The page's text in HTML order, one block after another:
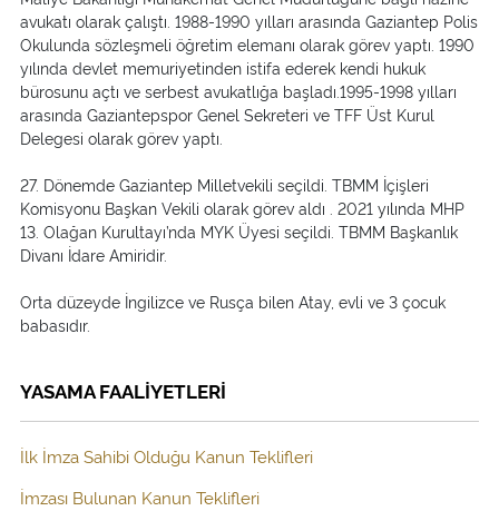
avukatı olarak çalıştı. 1988-1990 yılları arasında Gaziantep Polis
Okulunda sözleşmeli öğretim elemanı olarak görev yaptı. 1990
yılında devlet memuriyetinden istifa ederek kendi hukuk
bürosunu açtı ve serbest avukatlığa başladı.1995-1998 yılları
arasında Gaziantepspor Genel Sekreteri ve TFF Üst Kurul
Delegesi olarak görev yaptı.
27. Dönemde Gaziantep Milletvekili seçildi. TBMM İçişleri
Komisyonu Başkan Vekili olarak görev aldı . 2021 yılında MHP
13. Olağan Kurultayı’nda MYK Üyesi seçildi. TBMM Başkanlık
Divanı İdare Amiridir.
Orta düzeyde İngilizce ve Rusça bilen Atay, evli ve 3 çocuk
babasıdır.
YASAMA FAALİYETLERİ
İlk İmza Sahibi Olduğu Kanun Teklifleri
İmzası Bulunan Kanun Teklifleri